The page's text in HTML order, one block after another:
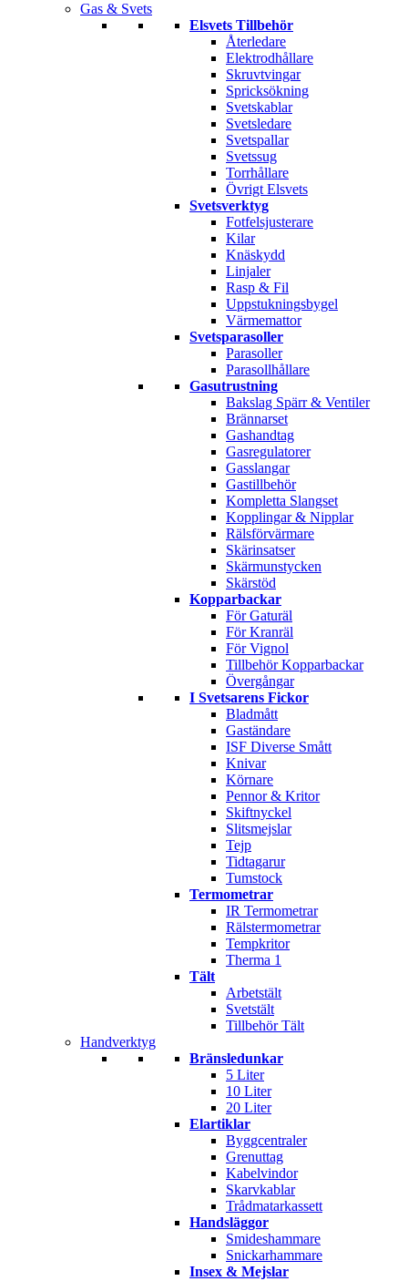
Gas & Svets
Elsvets Tillbehör
Återledare
Elektrodhållare
Skruvtvingar
Spricksökning
Svetskablar
Svetsledare
Svetspallar
Svetssug
Torrhållare
Övrigt Elsvets
Svetsverktyg
Fotfelsjusterare
Kilar
Knäskydd
Linjaler
Rasp & Fil
Uppstukningsbygel
Värmemattor
Svetsparasoller
Parasoller
Parasollhållare
Gasutrustning
Bakslag Spärr & Ventiler
Brännarset
Gashandtag
Gasregulatorer
Gasslangar
Gastillbehör
Kompletta Slangset
Kopplingar & Nipplar
Rälsförvärmare
Skärinsatser
Skärmunstycken
Skärstöd
Kopparbackar
För Gaturäl
För Kranräl
För Vignol
Tillbehör Kopparbackar
Övergångar
I Svetsarens Fickor
Bladmått
Gaständare
ISF Diverse Smått
Knivar
Körnare
Pennor & Kritor
Skiftnyckel
Slitsmejslar
Tejp
Tidtagarur
Tumstock
Termometrar
IR Termometrar
Rälstermometrar
Tempkritor
Therma 1
Tält
Arbetstält
Svetstält
Tillbehör Tält
Handverktyg
Bränsledunkar
5 Liter
10 Liter
20 Liter
Elartiklar
Byggcentraler
Grenuttag
Kabelvindor
Skarvkablar
Trådmatarkassett
Handsläggor
Smideshammare
Snickarhammare
Insex & Mejslar